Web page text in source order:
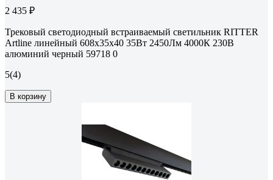
2 435 ₽
Трековый светодиодный встраиваемый светильник RITTER
Artline линейный 608x35x40 35Вт 2450Лм 4000К 230В
алюминий черный 59718 0
5(4)
В корзину